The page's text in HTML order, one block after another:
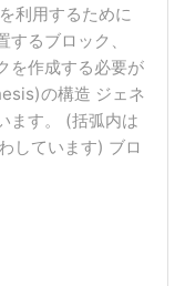
利用するために
るブロック、
を作成する必要が
の構造 ジェネ
ます。 (括弧内は
しています) ブロ